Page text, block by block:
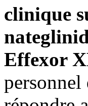
clinique
Effexor